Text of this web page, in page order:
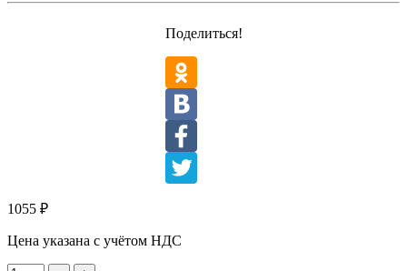
Поделиться!
1055 ₽
Цена указана с учётом НДС